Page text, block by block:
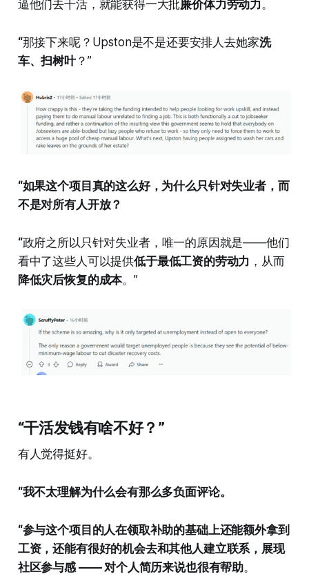
逼他们去干活，就能获得一大批廉价体力劳动力 。
“那接下来呢？Upston是不是还要安排人去她家洗
车、扫树叶？”
“如果这个项目真的这么好，为什么只针对失业者，而
不是对所有人开放？
“政府之所以只针对失业者，唯一的原因就是——他们
看中了这些人可以提供低于最低工资的劳动力 ，从而
降低灾后恢复的成本。”
“干活发钱有啥不好？”
有人觉得挺好。
“我不太理解为什么会有那么多负面评论。
“参与这个项目的人在领取补助的基础上还能额外拿到
工资，还能有很好的机会去和其他人建立联系，展现
社区参与感 —— 对个人简历来说也很有帮助。